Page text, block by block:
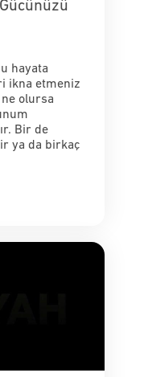
hayata
ikna etmeniz
olursa
Bir de
ya da birkaç